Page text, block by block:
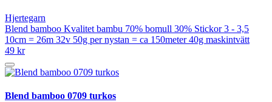
Hjertegarn
Blend bamboo Kvalitet bambu 70% bomull 30% Stickor 3 - 3,5
10cm = 26m 32v 50g per nystan = ca 150meter 40g maskintvätt
49 kr
Blend bamboo 0709 turkos